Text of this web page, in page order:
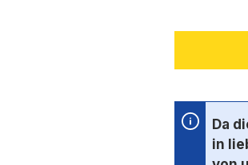
Da
in